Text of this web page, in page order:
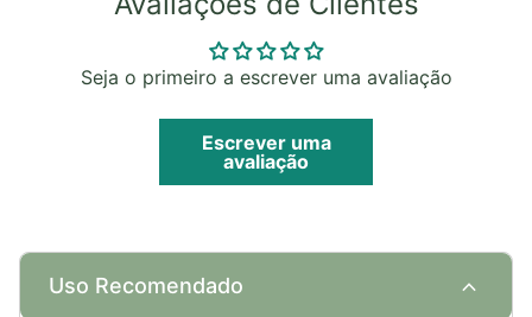
Seja o primeiro a escrever uma avaliação
Escrever uma
avaliação
Uso Recomendado expand_more